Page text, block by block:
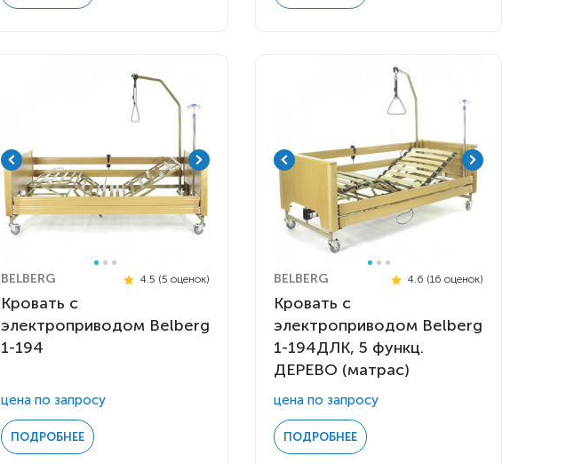
BELBERG 4.5 (5 оценок)
Кровать с
электроприводом Belberg
1-194
цена по запросу
ПОДРОБНЕЕ
BELBERG 4.6 (16 оценок)
Кровать с
электроприводом Belberg
1-194ДЛК, 5 функц.
ДЕРЕВО (матрас)
цена по запросу
ПОДРОБНЕЕ